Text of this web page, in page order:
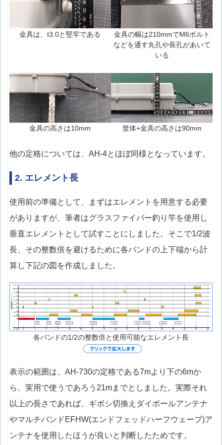
金具は、t3.0と堅牢である
金具の幅は210mmでM6ボルト
などを通す丸孔や長孔があいて
いる
金具の高さは10mm 筐体+金具の高さは90mm
他の定格については、AH-4とほぼ同様となっています。
2. エレメント長
使用前の準備として、まずはエレメントを用意する必要
がありますが、筆者はグラスファイバー釣り竿を使用し
垂直エレメントとして試すことにしました。そこで1/2波
長、その整数倍を避けるために各バンドの上下端から計
算し下記の図を作成しました。
各バンドの1/2の整数倍と使用可能なエレメント長
表示の範囲は、AH-730の定格である7mより下の6mか
ら、実用で使うであろう21mまでとしました。実際それ
以上の長さであれば、ギボシ切換えダイポールアンテナ
やマルチバンドEFHW(エンドフェッドハーフウェーブ)ア
ンテナを使用したほうが良いと判断したためです。